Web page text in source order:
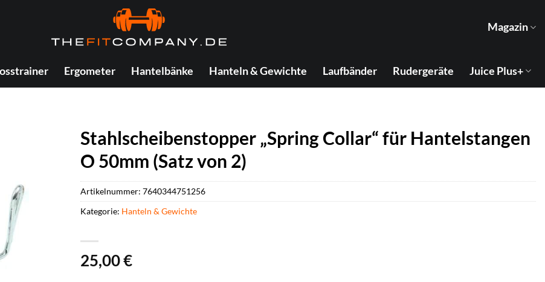
Magazin
Ergometer Hantelbänke Hanteln & Gewichte Laufbänder Rudergeräte Juice Plus+
Stahlscheibenstopper „Spring Collar“ für Hantelstangen
O 50mm (Satz von 2)
25,00€
Artikelnummer: 7640344751256
Kategorie: Hanteln & Gewichte